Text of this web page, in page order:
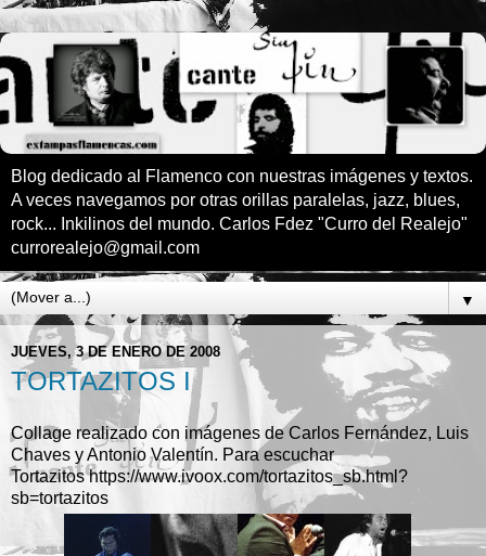
Blog dedicado al Flamenco con nuestras imágenes y textos.
A veces navegamos por otras orillas paralelas, jazz, blues,
rock... Inkilinos del mundo. Carlos Fdez "Curro del Realejo"
currorealejo@gmail.com
▼
JUEVES, 3 DE ENERO DE 2008
TORTAZITOS I
Collage realizado con imágenes de Carlos Fernández, Luis
Chaves y Antonio Valentín. Para escuchar
Tortazitos https://www.ivoox.com/tortazitos_sb.html?
sb=tortazitos